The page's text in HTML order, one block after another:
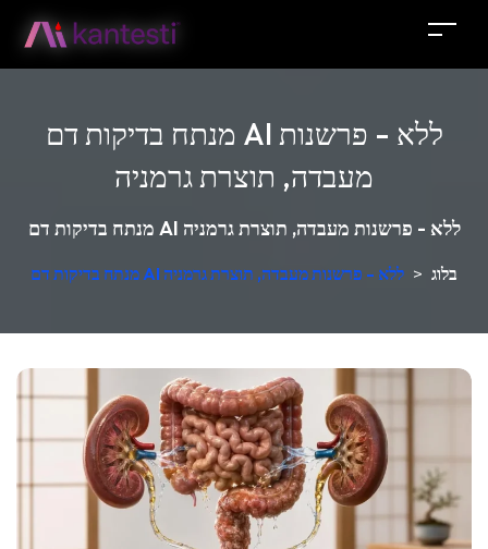
מנתח בדיקות דם AI ללא - פרשנות
מעבדה, תוצרת גרמניה
מנתח בדיקות דם AI ללא - פרשנות מעבדה, תוצרת גרמניה
מנתח בדיקות דם AI ללא - פרשנות מעבדה, תוצרת גרמניה > בלוג